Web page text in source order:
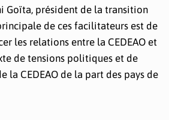
Goïta, président de la transition
de ces facilitateurs est de
les relations entre la CEDEAO et
de tensions politiques et de
la CEDEAO de la part des pays de